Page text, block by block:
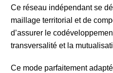
Ce réseau indépendant se
maillage territorial et de
d’assurer le
transversalité et la
Ce mode parfaitement